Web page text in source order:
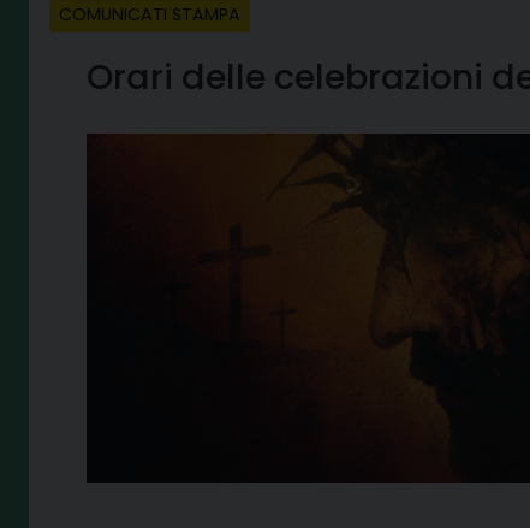
COMUNICATI STAMPA
Orari delle celebrazioni